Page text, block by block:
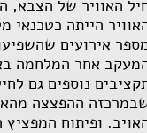
האוויר של הצבא,
הייתה כטכנאי
אירועים
אחר המלחמה
נוספים גם
ההפצצה
ופיתוח המפציץ